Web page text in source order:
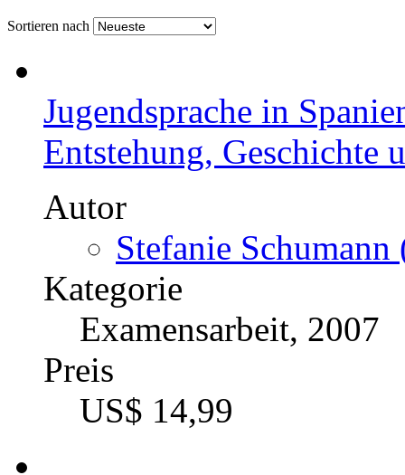
Sortieren nach
Jugendsprache in
Entstehung, Geschichte
Autor
Stefanie
Kategorie
Examensarbeit, 2007
Preis
US$ 14,99